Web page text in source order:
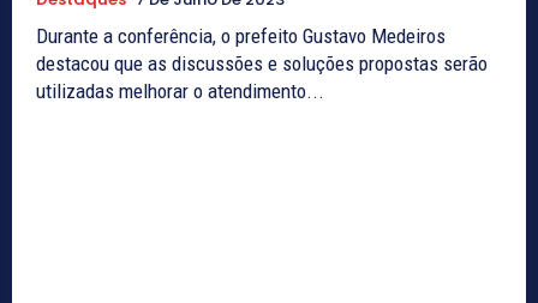
Durante a conferência, o prefeito Gustavo Medeiros
destacou que as discussões e soluções propostas serão
utilizadas melhorar o atendimento...